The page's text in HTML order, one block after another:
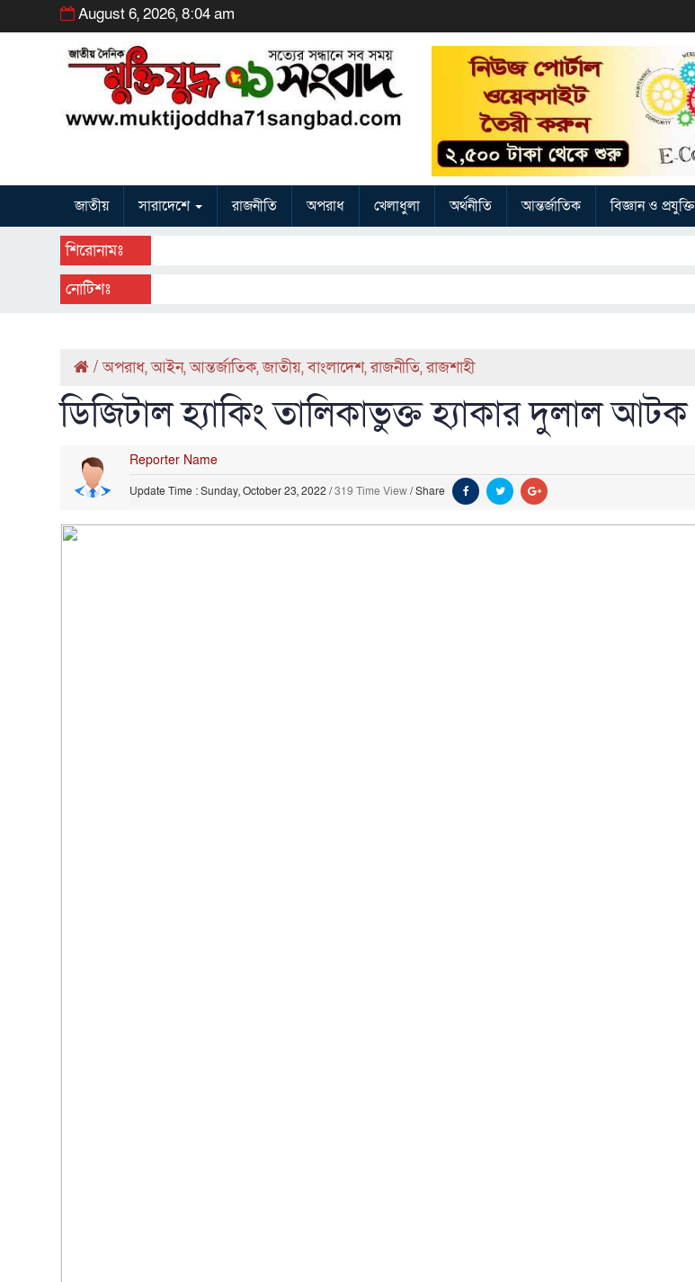
August 6, 2026, 8:04 am
জাতীয় সারাদেশে রাজনীতি অপরাধ খেলাধুলা অর্থনীতি আন্তর্জাতিক বিজ্ঞান ও প্রযুক্তি
শিরোনামঃ
নোটিশঃ
/অপরাধ,আইন,আন্তর্জাতিক,জাতীয়,বাংলাদেশ,রাজনীতি,রাজশাহী
ডিজিটাল হ‍্যাকিং তালিকাভুক্ত হ্যাকার দুলাল আটক
Reporter Name
Update Time : Sunday, October 23, 2022 /319 Time View/Share